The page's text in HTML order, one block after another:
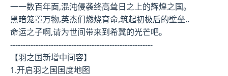
一一数百年面,混沌侵袭终高耸日之上的辉煌之国。
黑暗笼罩万物,英杰们燃烧育命,筑起初极后的壁垒..
命运之子啊,请为世间带来到希冀的光芒吧。
--------------------------------------------------------
【羽之国新增中间容】
1.开启羽之国国度地图